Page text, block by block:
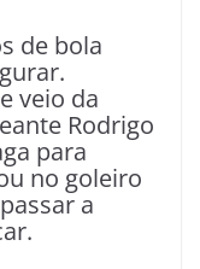
de bola
veio da
Rodrigo
para
no goleiro
a